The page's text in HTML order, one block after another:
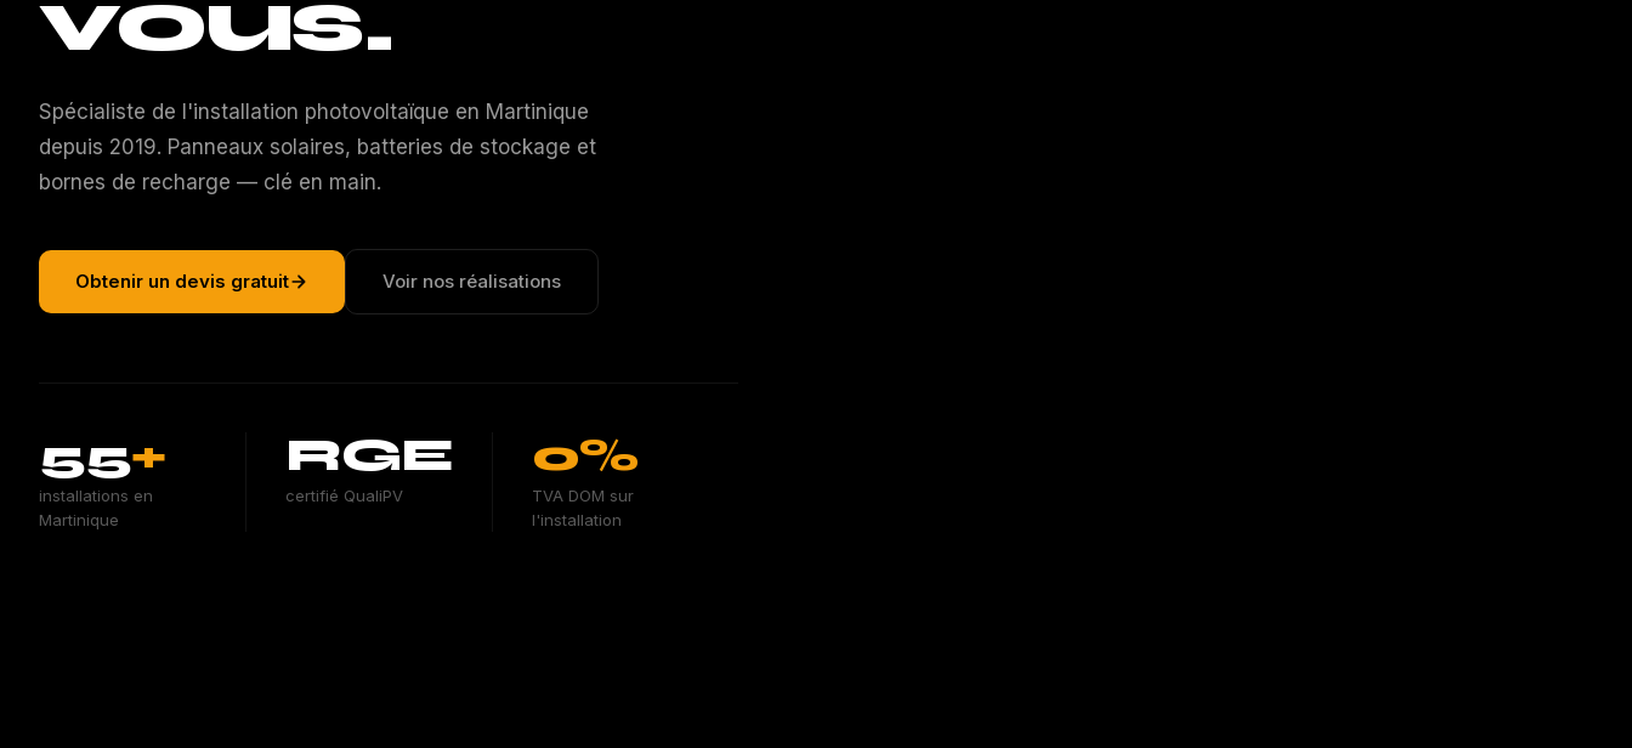
Spécialiste de l'installation photovoltaïque en Martinique
depuis 2019. Panneaux solaires, batteries de stockage et
bornes de recharge — clé en main.
Obtenir un devis gratuit Voir nos réalisations
55+
installations en
Martinique
RGE
certifié QualiPV
0%
TVA DOM sur
l'installation